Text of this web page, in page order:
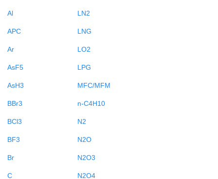
Al
APC
Ar
AsF5
AsH3
BBr3
BCl3
BF3
Br
C
LN2
LNG
LO2
LPG
MFC/MFM
n-C4H10
N2
N2O
N2O3
N2O4